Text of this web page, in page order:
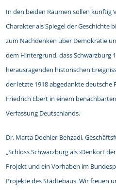
In den beiden Räumen sollen
Charakter als Spiegel der Geschichte
zum Nachdenken über Demokratie
dem Hintergrund, dass Schwarzburg
herausragenden historischen
der letzte 1918 abgedankte deutsche
Friedrich Ebert in einem
Verfassung Deutschlands.
Dr. Marta Doehler-Behzadi,
„Schloss Schwarzburg als ›Denkort
Projekt und ein Vorhaben im
Projekte des Städtebaus. Wir freuen